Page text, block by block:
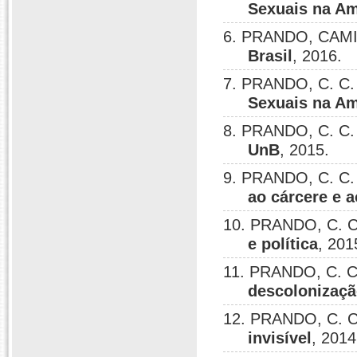
Sexuais na
6. PRANDO,
Brasil , 2016.
7. PRANDO, C.
Sexuais na
8. PRANDO, C.
UnB, 2015.
9. PRANDO, C.
ao cárcere e
10. PRANDO, C.
e política,
11. PRANDO, C.
12. PRANDO, C.
invisível ,